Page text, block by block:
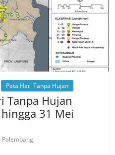
Peta Hari Tanpa Hujan
Tanpa Hujan
31 Mei
Palembang